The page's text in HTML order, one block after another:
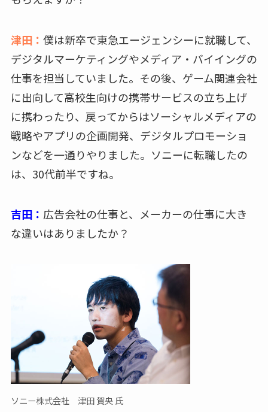
津田： 僕は新卒で東急エージェンシーに就職して、
デジタルマーケティングやメディア・バイイングの
仕事を担当していました。その後、ゲーム関連会社
に出向して高校生向けの携帯サービスの立ち上げ
に携わったり、戻ってからはソーシャルメディアの
戦略やアプリの企画開発、デジタルプロモーショ
ンなどを一通りやりました。ソニーに転職したの
は、30代前半ですね。
吉田： 広告会社の仕事と、メーカーの仕事に大き
な違いはありましたか？
ソニー株式会社 津田 賀央 氏